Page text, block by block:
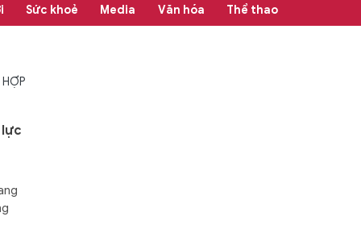
Sức khoẻ Media Văn hóa Thể thao
HỢP